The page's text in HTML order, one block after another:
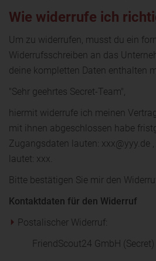
Wie widerrufe ich
Um zu widerrufen, musst du ein
Widerrufsschreiben an das
deine kompletten Daten enthalten
"Sehr geehrtes Secret-Team",
hiermit widerrufe ich meinen
mit ihnen abgeschlossen habe
Zugangsdaten lauten: xxx@yyy.de
lautet: xxx.
Bitte bestätigen Sie mir den
Kontaktdaten für den Widerruf
Postalischer Widerruf:
FriendScout24 GmbH (Secret)